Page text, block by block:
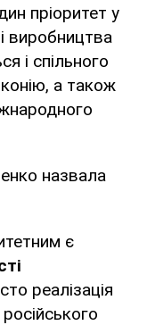
пріоритет у
виробництва
і спільного
а також
назвала
є
реалізація
російського